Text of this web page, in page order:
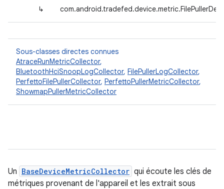
↳
Sous-classes directes connues
AtraceRunMetricCollector,
BluetoothHciSnoopLogCollector, FilePullerLogCollector,
PerfettoFilePullerCollector, PerfettoPullerMetricCollector,
ShowmapPullerMetricCollector
Un BaseDeviceMetricCollector qui écoute les clés de
métriques provenant de l'appareil et les extrait sous